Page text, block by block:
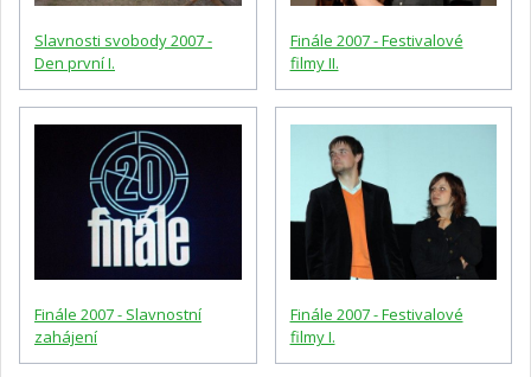
Slavnosti svobody 2007 -
Den první I.
Finále 2007 - Festivalové
filmy II.
Finále 2007 - Slavnostní
zahájení
Finále 2007 - Festivalové
filmy I.